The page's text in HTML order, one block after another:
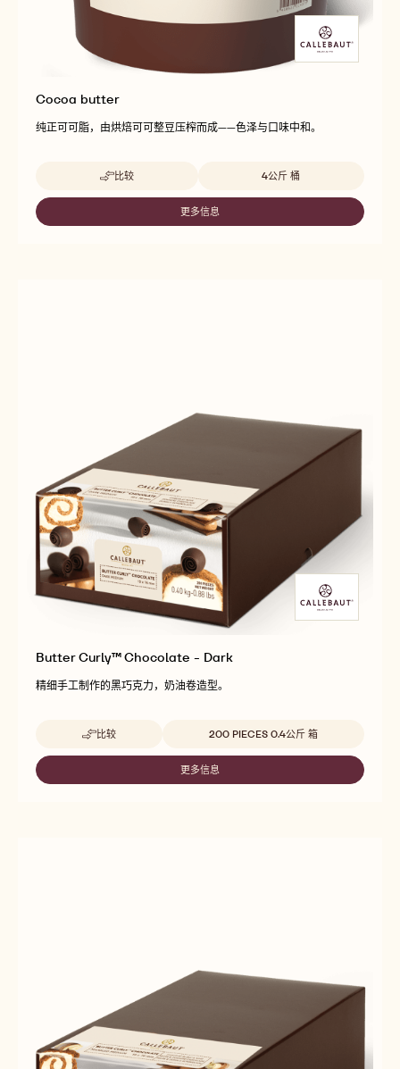
Cocoa butter
纯正可可脂，由烘焙可可整豆压榨而成——色泽与口味中和。
比较
-
COCOA
Beschikbare maten
4公斤 桶
更多信息
-
Butter Curly™ Chocolate - Dark
精细手工制作的黑巧克力，奶油卷造型。
比较
-
BUTTER
CHOCOLATE
Beschikbare maten
200 PIECES 0.4公斤 箱
更多信息
-